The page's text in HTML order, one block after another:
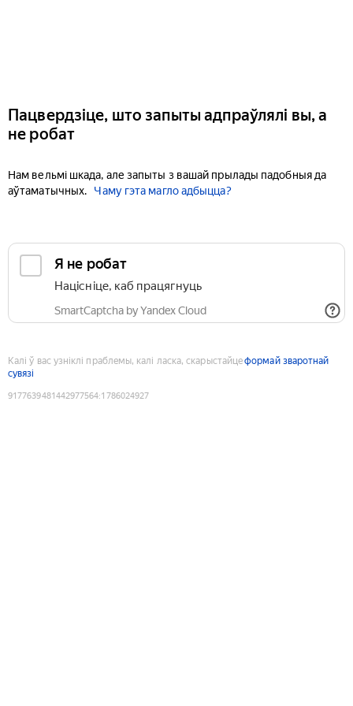
Пацвердзіце, што запыты адпраўлялі вы, а
не робат
Нам вельмі шкада, але запыты з вашай прылады падобныя да
аўтаматычных.
Чаму гэта магло адбыцца?
Я не робат
Націсніце, каб працягнуць
SmartCaptcha by Yandex Cloud
Калі ў вас узніклі праблемы, калі ласка, скарыстайцеформай зваротнай
сувязі
9177639481442977564:1786024927